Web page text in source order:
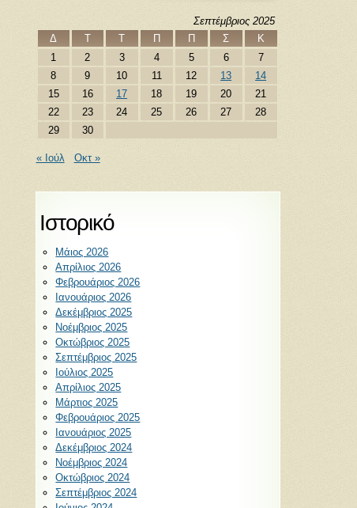
Σεπτέμβριος 2025
Δ
Τ Τ Π Π Σ
Κ
1
2 3 4 5 6
7
8
9 10 11 12 13
14
15
16 17 18 19 20
21
22
23 24 25 26 27
28
29
30
« Ιούλ Οκτ »
Ιστορικό
Μάιος 2026
Απρίλιος 2026
Φεβρουάριος 2026
Ιανουάριος 2026
Δεκέμβριος 2025
Νοέμβριος 2025
Οκτώβριος 2025
Σεπτέμβριος 2025
Ιούλιος 2025
Απρίλιος 2025
Μάρτιος 2025
Φεβρουάριος 2025
Ιανουάριος 2025
Δεκέμβριος 2024
Νοέμβριος 2024
Οκτώβριος 2024
Σεπτέμβριος 2024